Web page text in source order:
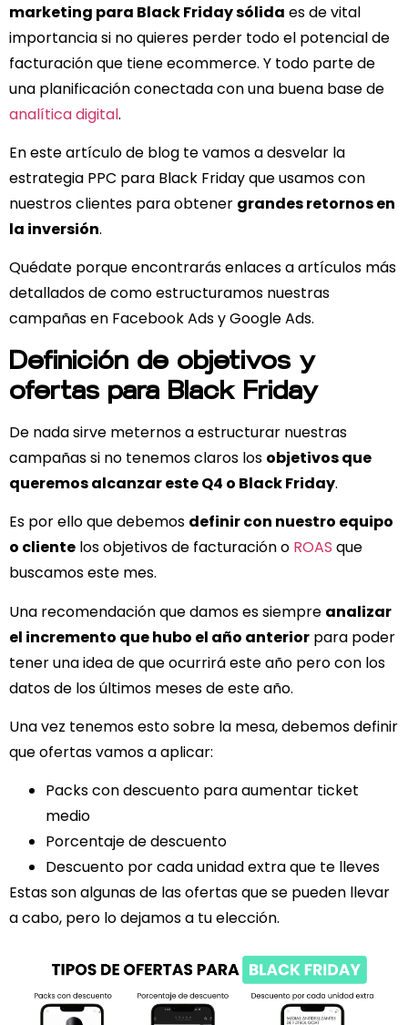
marketing para Black Friday sólida es de vital
importancia si no quieres perder todo el potencial de
facturación que tiene ecommerce. Y todo parte de
una planificación conectada con una buena base de
analítica digital.
En este artículo de blog te vamos a desvelar la
estrategia PPC para Black Friday que usamos con
nuestros clientes para obtener grandes retornos en
la inversión.
Quédate porque encontrarás enlaces a artículos más
detallados de como estructuramos nuestras
campañas en Facebook Ads y Google Ads.
Definición de objetivos y
ofertas para Black Friday
De nada sirve meternos a estructurar nuestras
campañas si no tenemos claros los objetivos que
queremos alcanzar este Q4 o Black Friday.
Es por ello que debemos definir con nuestro equipo
o cliente los objetivos de facturación o ROAS que
buscamos este mes.
Una recomendación que damos es siempre analizar
el incremento que hubo el año anterior para poder
tener una idea de que ocurrirá este año pero con los
datos de los últimos meses de este año.
Una vez tenemos esto sobre la mesa, debemos definir
que ofertas vamos a aplicar:
Packs con descuento para aumentar ticket
medio
Porcentaje de descuento
Descuento por cada unidad extra que te lleves
Estas son algunas de las ofertas que se pueden llevar
a cabo, pero lo dejamos a tu elección.